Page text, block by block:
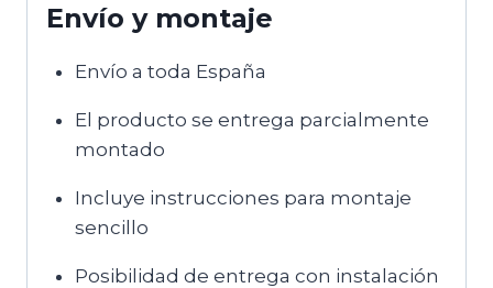
Envío y montaje
Envío a toda España
El producto se entrega parcialmente
montado
Incluye instrucciones para montaje
sencillo
Posibilidad de entrega con instalación